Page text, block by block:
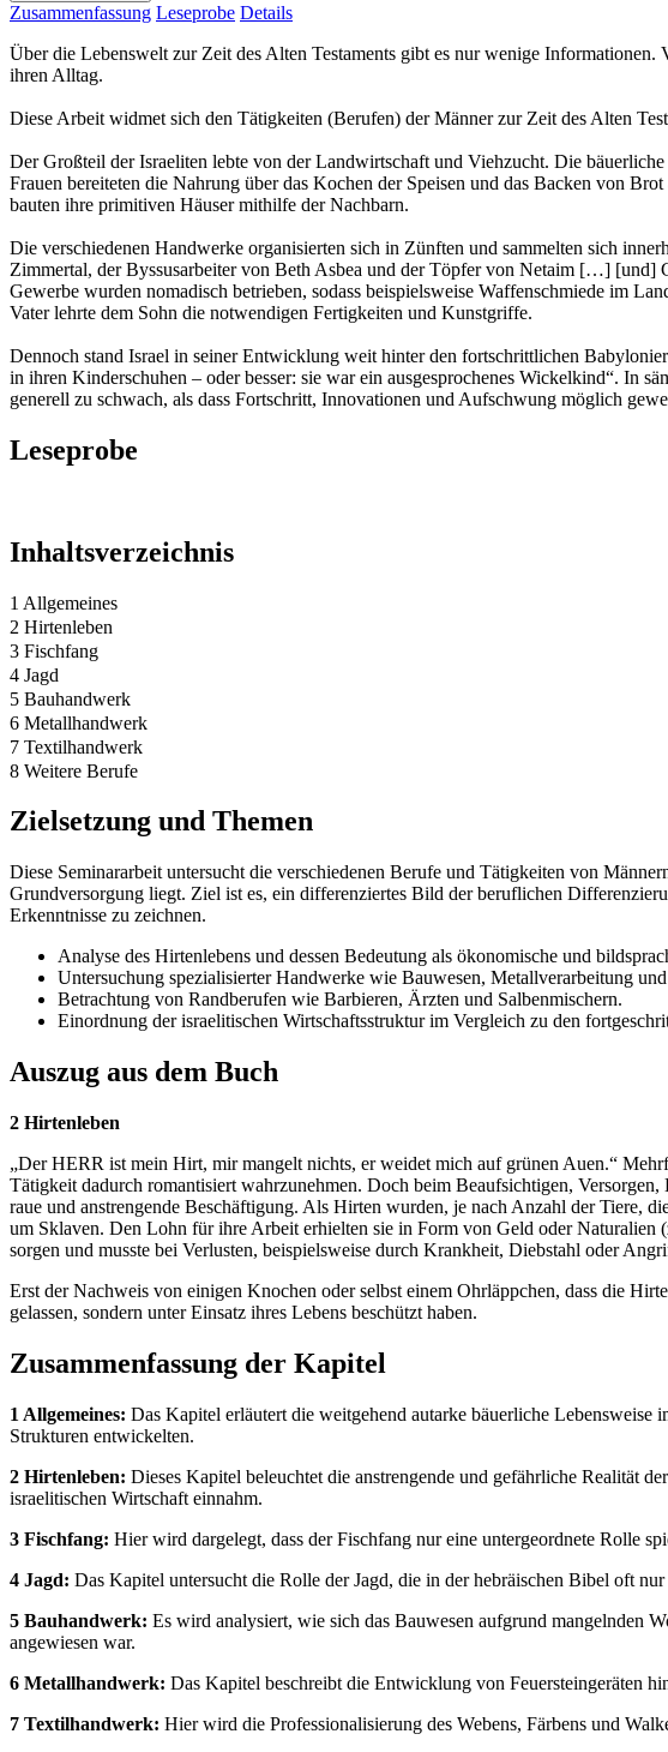
Zusammenfassung Leseprobe Details
Über die Lebenswelt zur Zeit des Alten Testaments gibt es nur wenige Informationen.
ihren Alltag.
Diese Arbeit widmet sich den Tätigkeiten (Berufen) der Männer zur Zeit des Alten
Der Großteil der Israeliten lebte von der Landwirtschaft und Viehzucht. Die
Frauen bereiteten die Nahrung über das Kochen der Speisen und das Backen von
bauten ihre primitiven Häuser mithilfe der Nachbarn.
Die verschiedenen Handwerke organisierten sich in Zünften und sammelten sich
Zimmertal, der Byssusarbeiter von Beth Asbea und der Töpfer von Netaim […] [und]
Gewerbe wurden nomadisch betrieben, sodass beispielsweise Waffenschmiede im
Vater lehrte dem Sohn die notwendigen Fertigkeiten und Kunstgriffe.
Dennoch stand Israel in seiner Entwicklung weit hinter den fortschrittlichen
in ihren Kinderschuhen – oder besser: sie war ein ausgesprochenes Wickelkind“. In
generell zu schwach, als dass Fortschritt, Innovationen und Aufschwung möglich
Leseprobe
Inhaltsverzeichnis
1 Allgemeines
2 Hirtenleben
3 Fischfang
4 Jagd
5 Bauhandwerk
6 Metallhandwerk
7 Textilhandwerk
8 Weitere Berufe
Zielsetzung und Themen
Diese Seminararbeit untersucht die verschiedenen Berufe und Tätigkeiten von
Grundversorgung liegt. Ziel ist es, ein differenziertes Bild der beruflichen
Erkenntnisse zu zeichnen.
Analyse des Hirtenlebens und dessen Bedeutung als ökonomische und
Untersuchung spezialisierter Handwerke wie Bauwesen, Metallverarbeitung
Betrachtung von Randberufen wie Barbieren, Ärzten und Salbenmischern.
Einordnung der israelitischen Wirtschaftsstruktur im Vergleich zu den
Auszug aus dem Buch
2 Hirtenleben
„Der HERR ist mein Hirt, mir mangelt nichts, er weidet mich auf grünen Auen.“
Tätigkeit dadurch romantisiert wahrzunehmen. Doch beim Beaufsichtigen,
raue und anstrengende Beschäftigung. Als Hirten wurden, je nach Anzahl der Tiere,
um Sklaven. Den Lohn für ihre Arbeit erhielten sie in Form von Geld oder
sorgen und musste bei Verlusten, beispielsweise durch Krankheit, Diebstahl oder
Erst der Nachweis von einigen Knochen oder selbst einem Ohrläppchen, dass die
gelassen, sondern unter Einsatz ihres Lebens beschützt haben.
Zusammenfassung der Kapitel
1 Allgemeines: Das Kapitel erläutert die weitgehend autarke bäuerliche Lebensweise
Strukturen entwickelten.
2 Hirtenleben: Dieses Kapitel beleuchtet die anstrengende und gefährliche Realität
israelitischen Wirtschaft einnahm.
3 Fischfang: Hier wird dargelegt, dass der Fischfang nur eine untergeordnete Rolle
4 Jagd: Das Kapitel untersucht die Rolle der Jagd, die in der hebräischen Bibel oft
5 Bauhandwerk: Es wird analysiert, wie sich das Bauwesen aufgrund mangelnden
angewiesen war.
6 Metallhandwerk: Das Kapitel beschreibt die Entwicklung von Feuersteingeräten
7 Textilhandwerk: Hier wird die Professionalisierung des Webens, Färbens und